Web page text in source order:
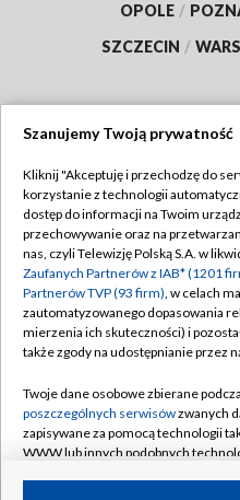
OPOLE /
SZCZECIN /
Abonament TVP
Emisja w TVP
Centrum informacji TVP
Naziemna Telewizja
Rada Programowa
System NOS
Informacje o nadawcy
Polityka
Szanujemy Twoją prywatność
Kliknij "Akceptuję i przechodzę do
korzystanie z technologii
dostęp do informacji na Twoim
przechowywanie oraz na
nas, czyli Telewizję Polską S.A. w
Zaufanych Partnerów z IAB* (1201
Partnerów TVP (93 firm), w celach
zautomatyzowanego dopasowania
mierzenia ich skuteczności) i
także zgody na udostępnianie przez
Twoje dane osobowe zbierane
poszczególnych serwisówzwanych
zapisywane za pomocą technologii
WWW lub innych podobnych